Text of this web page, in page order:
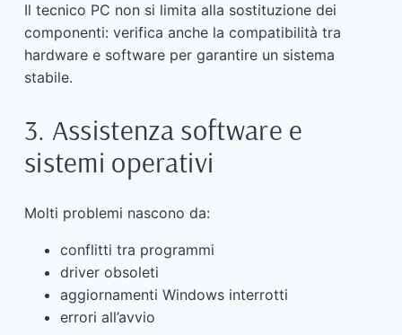
Il tecnico PC non si limita alla sostituzione dei
componenti: verifica anche la compatibilità tra
hardware e software per garantire un sistema
stabile.
3. Assistenza software e
sistemi operativi
Molti problemi nascono da:
conflitti tra programmi
driver obsoleti
aggiornamenti Windows interrotti
errori all’avvio